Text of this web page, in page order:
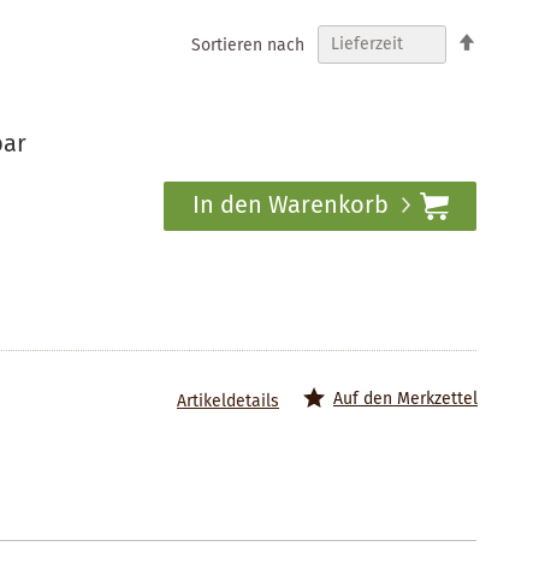
Sortieren nach
In den Warenkorb
Auf den Merkzettel
Artikeldetails